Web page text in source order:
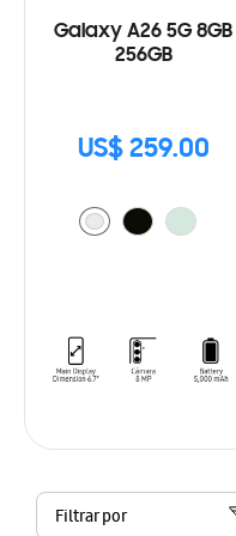
Galaxy A26 5G 8GB
256GB
US$ 259.00
Filtrar por